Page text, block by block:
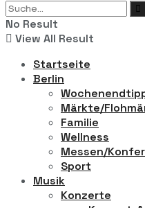
No Result
View All Result
Startseite
Berlin
Märkte/
Familie
Wellness
Messen/
Sport
Musik
Konzerte